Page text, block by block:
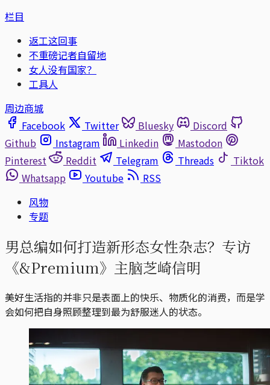
栏目
返工这回事
不重磅记者自留地
女人没有国家？
工具人
周边商城
Facebook
Twitter Bluesky
Discord
Github
Instagram Linkedin
Mastodon
Pinterest
Reddit Telegram Threads
Tiktok
Whatsapp
Youtube
RSS
风物
专题
男总编如何打造新形态女性杂志？专访
《&Premium》主脑芝崎信明
美好生活指的并非只是表面上的快乐、物质化的消费，而是学
会如何把自身照顾整理到最为舒服迷人的状态。